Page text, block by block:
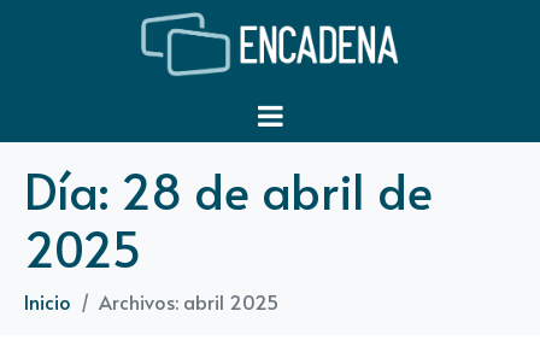
Día: 28 de abril de
2025
Inicio Archivos: abril 2025